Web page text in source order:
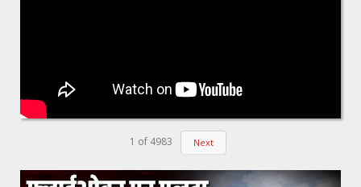
1 of 4983 Next